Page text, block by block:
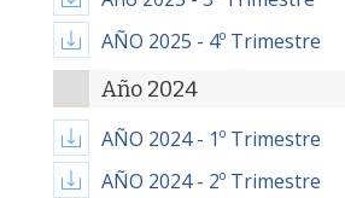
AÑO 2025 - 4º Trimestre
Año 2024
AÑO 2024 - 1º Trimestre
AÑO 2024 - 2º Trimestre